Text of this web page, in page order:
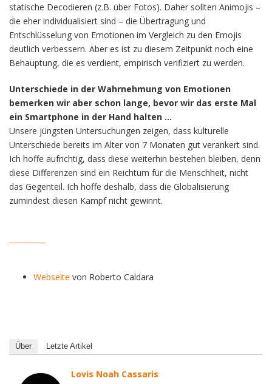
statische Decodieren (z.B. über Fotos). Daher sollten Animojis –
die eher individualisiert sind – die Übertragung und
Entschlüsselung von Emotionen im Vergleich zu den Emojis
deutlich verbessern. Aber es ist zu diesem Zeitpunkt noch eine
Behauptung, die es verdient, empirisch verifiziert zu werden.
Unterschiede in der Wahrnehmung von Emotionen
bemerken wir aber schon lange, bevor wir das erste Mal
ein Smartphone in der Hand halten …
Unsere jüngsten Untersuchungen zeigen, dass kulturelle
Unterschiede bereits im Alter von 7 Monaten gut verankert sind.
Ich hoffe aufrichtig, dass diese weiterhin bestehen bleiben, denn
diese Differenzen sind ein Reichtum für die Menschheit, nicht
das Gegenteil. Ich hoffe deshalb, dass die Globalisierung
zumindest diesen Kampf nicht gewinnt.
Webseite von Roberto Caldara
Über Letzte Artikel
Lovis Noah Cassaris